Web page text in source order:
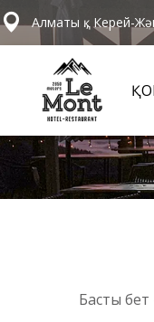
Алматы қ., Керей-
Басты бет